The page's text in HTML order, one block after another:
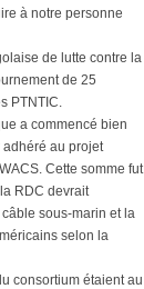
à notre personne
de lutte contre la
de 25
PTNTIC.
a commencé bien
adhéré au projet
Cette somme fut
RDC devrait
sous-marin et la
selon la
consortium étaient au